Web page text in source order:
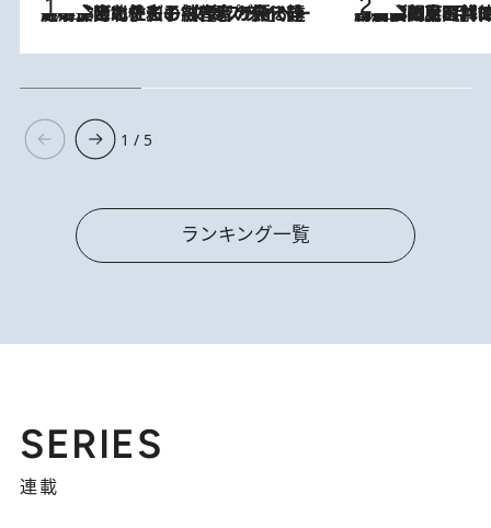
2026.8.3
《「文士の子ども被害者の会」発足！》阿川佐和子（72）が語る遠藤周作に北杜夫、劇作家・矢代静一の子どもたちの“文豪プライベート事件簿” 2026.8.8
「最後に見られてよかった」上野動物園の東園パンダ舎が解体前に特別公開。8月16日まで延長されたパネル展と共に辿る“半世紀”のパンダ飼育《解体工事の図面あり》
1 / 5
ランキング一覧
SERIES
連載